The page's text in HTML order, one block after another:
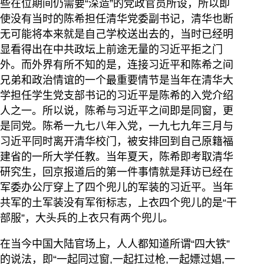
些在位期间仍需要“深造”的党政官员所设，所以即
使没有当时的陈希担任清华党委副书记，清华也断
无可能将本来就是自己学校送出去的，当时已经明
显看得出在中共政坛上前途无量的习近平拒之门
外。而外界有所不知的是，连接习近平和陈希之间
兄弟和政治情谊的一个最重要情节是当年在清华大
学担任学生党支部书记的习近平是陈希的入党介绍
人之一。所以说，陈希与习近平之间即是同窗，更
是同党。陈希一九七八年入党，一九七九年三月与
习近平同时离开清华校门，被安排回到自己原籍福
建省的一所大学任教。当年夏天，陈希即考取清华
研究生，回京报道后的第一件事情就是拜访已经在
军委办公厅穿上了四个兜儿的军装的习近平。当年
共军的土军装没有军衔标志，上衣四个兜儿的是“干
部服”，大头兵的上衣只有两个兜儿。
在当今中国大陆官场上，人人都知道所谓“四大铁”
的说法，即“一起同过窗,一起扛过枪,一起嫖过娼,一